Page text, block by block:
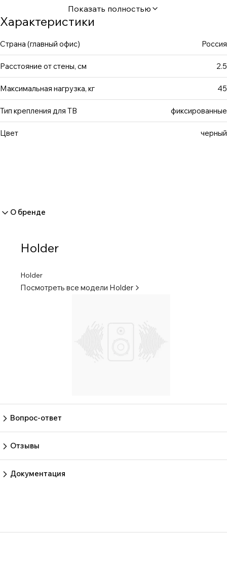
безопасную эксплуатацию конструкции. Кронштейн для
телевизора Holder LCD-F4915-B поддерживает
специальные крепления VESA в формате от 100х100 мм
до 400х400 мм. Вес упаковки составляет 2.171 кг.
Показать полностью
Характеристики
Страна (главный офис) Россия
Расстояние от стены, см 2.5
Максимальная нагрузка, кг 45
Тип крепления для ТВ фиксированные
Цвет черный
О бренде
Holder
Holder
Посмотреть все модели Holder
Вопрос-ответ
Отзывы
Документация